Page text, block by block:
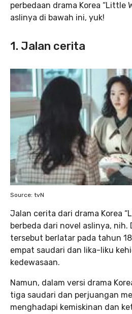
perbedaan drama Korea “Little
aslinya di bawah ini, yuk!
1. Jalan cerita
Source: tvN
Jalan cerita dari drama Korea
berbeda dari novel aslinya, nih.
tersebut berlatar pada tahun
empat saudari dan lika-liku
kedewasaan.
Namun, dalam versi drama
tiga saudari dan perjuangan
menghadapi kemiskinan dan